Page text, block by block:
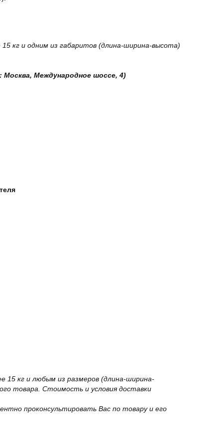
кг и одним из габаритов (длина-ширина-высота)
Москва, Международное шоссе, 4)
15 кг и любым из размеров (длина-ширина-
товара. Стоимость и условия доставки
проконсультировать Вас по товару и его